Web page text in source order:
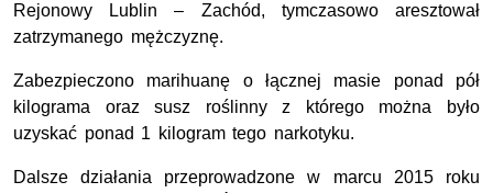
Rejonowy Lublin – Zachód, tymczasowo aresztował
zatrzymanego mężczyznę.
Zabezpieczono marihuanę o łącznej masie ponad pół
kilograma oraz susz roślinny z którego można było
uzyskać ponad 1 kilogram tego narkotyku.
Dalsze działania przeprowadzone w marcu 2015 roku